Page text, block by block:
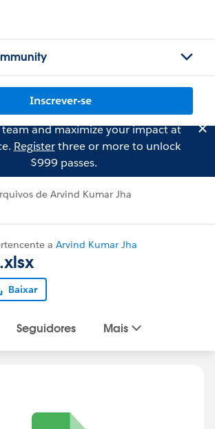
Inscrever-se
and maximize your impact at
Registerthree or more to unlock
$999 passes.
de Arvind Kumar Jha
a Arvind Kumar Jha
Baixar
Seguidores Mais